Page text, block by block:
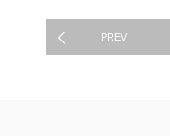
PREV
映像制作